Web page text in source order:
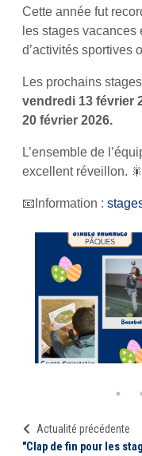
Cette année fut
les stages vacances
d’activités sportives
Les prochains
vendredi 13 février
20 février 2026.
L’ensemble de
excellent réveillon. 🎇
📧Information :
Actualité précédente
"Clap de fin pour les